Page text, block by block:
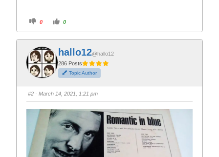
C
i
k
f
o
r
t
h
u
m
d
o
n
0
C
i
k
o
r
t
h
u
m
u
p
0
hallo12@hallo12
286 Posts
Topic Author
#2 · March 14, 2021, 1:21 pm